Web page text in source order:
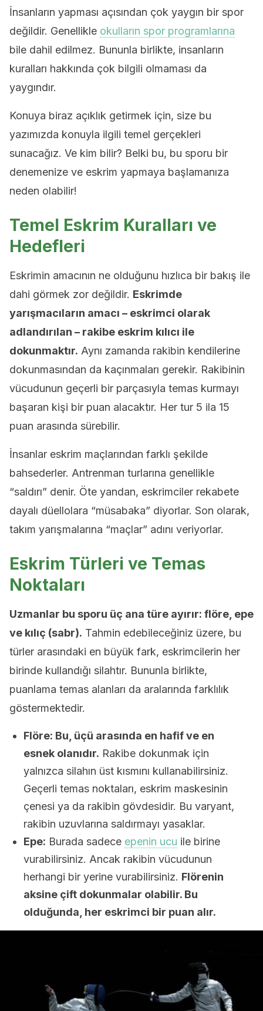
İnsanların yapması açısından çok yaygın bir spor
değildir. Genellikle okulların spor programlarına
bile dahil edilmez. Bununla birlikte, insanların
kuralları hakkında çok bilgili olmaması da
yaygındır.
Konuya biraz açıklık getirmek için, size bu
yazımızda konuyla ilgili temel gerçekleri
sunacağız. Ve kim bilir? Belki bu, bu sporu bir
denemenize ve eskrim yapmaya başlamanıza
neden olabilir!
Temel Eskrim Kuralları ve
Hedefleri
Eskrimin amacının ne olduğunu hızlıca bir bakış ile
dahi görmek zor değildir. Eskrimde
yarışmacıların amacı – eskrimci olarak
adlandırılan – rakibe eskrim kılıcı ile
dokunmaktır. Aynı zamanda rakibin kendilerine
dokunmasından da kaçınmaları gerekir. Rakibinin
vücudunun geçerli bir parçasıyla temas kurmayı
başaran kişi bir puan alacaktır. Her tur 5 ila 15
puan arasında sürebilir.
İnsanlar eskrim maçlarından farklı şekilde
bahsederler. Antrenman turlarına genellikle
“saldırı” denir. Öte yandan, eskrimciler rekabete
dayalı düellolara “müsabaka” diyorlar. Son olarak,
takım yarışmalarına “maçlar” adını veriyorlar.
Eskrim Türleri ve Temas
Noktaları
Uzmanlar bu sporu üç ana türe ayırır: flöre, epe
ve kılıç (sabr). Tahmin edebileceğiniz üzere, bu
türler arasındaki en büyük fark, eskrimcilerin her
birinde kullandığı silahtır. Bununla birlikte,
puanlama temas alanları da aralarında farklılık
göstermektedir.
Flöre: Bu, üçü arasında en hafif ve en
esnek olanıdır. Rakibe dokunmak için
yalnızca silahın üst kısmını kullanabilirsiniz.
Geçerli temas noktaları, eskrim maskesinin
çenesi ya da rakibin gövdesidir. Bu varyant,
rakibin uzuvlarına saldırmayı yasaklar.
Epe: Burada sadece epenin ucu ile birine
vurabilirsiniz. Ancak rakibin vücudunun
herhangi bir yerine vurabilirsiniz. Flörenin
aksine çift dokunmalar olabilir. Bu
olduğunda, her eskrimci bir puan alır.